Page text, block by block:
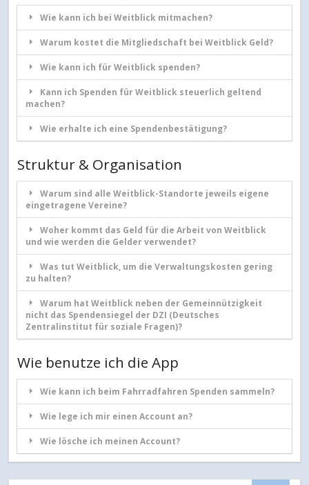
Wie kann ich bei Weitblick mitmachen?
Warum kostet die Mitgliedschaft bei Weitblick Geld?
Wie kann ich für Weitblick spenden?
Kann ich Spenden für Weitblick steuerlich geltend
machen?
Wie erhalte ich eine Spendenbestätigung?
Struktur & Organisation
Warum sind alle Weitblick-Standorte jeweils eigene
eingetragene Vereine?
Woher kommt das Geld für die Arbeit von Weitblick
und wie werden die Gelder verwendet?
Was tut Weitblick, um die Verwaltungskosten gering
zu halten?
Warum hat Weitblick neben der Gemeinnützigkeit
nicht das Spendensiegel der DZI (Deutsches
Zentralinstitut für soziale Fragen)?
Wie benutze ich die App
Wie kann ich beim Fahrradfahren Spenden sammeln?
Wie lege ich mir einen Account an?
Wie lösche ich meinen Account?